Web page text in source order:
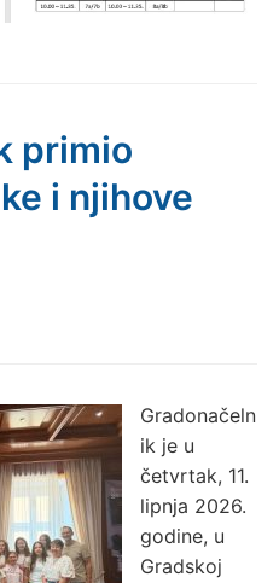
primio
i njihove
Gradonačeln
ik je u
četvrtak, 11.
lipnja 2026.
godine, u
Gradskoj